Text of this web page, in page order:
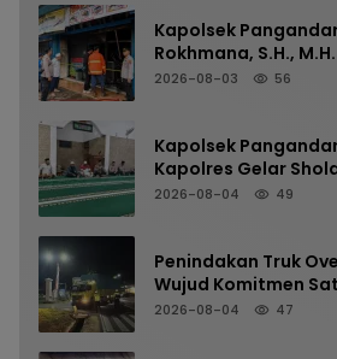
Kapolsek
Rokhmana, S.H.,
Anggota Cek TKP
2026-08-03 56
Kapolsek
Kapolres Gelar
Masjid Jami Al-
2026-08-04 49
Penindakan Truk
Wujud Komitmen
Pangandaran
2026-08-04 47